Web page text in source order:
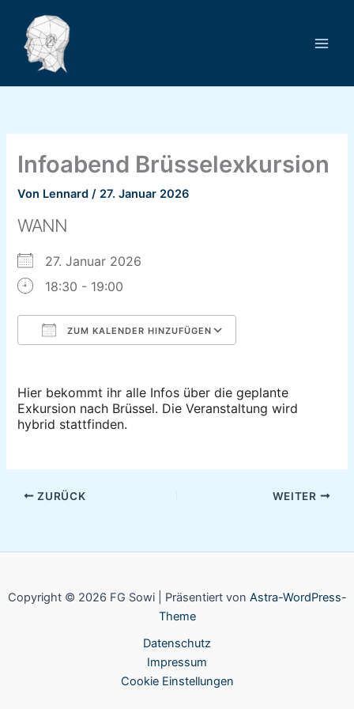
Inhalt
springen
Infoabend Brüsselexkursion
Von Lennard/ 27. Januar 2026
WANN
27. Januar 2026
18:30 - 19:00
ZUM KALENDER HINZUFÜGEN
Hier bekommt ihr alle Infos über die geplante
Exkursion nach Brüssel. Die Veranstaltung wird
hybrid stattfinden.
ZURÜCK WEITER
Copyright © 2026 FG Sowi | Präsentiert von Astra-WordPress-
Theme
Datenschutz
Impressum
Cookie Einstellungen